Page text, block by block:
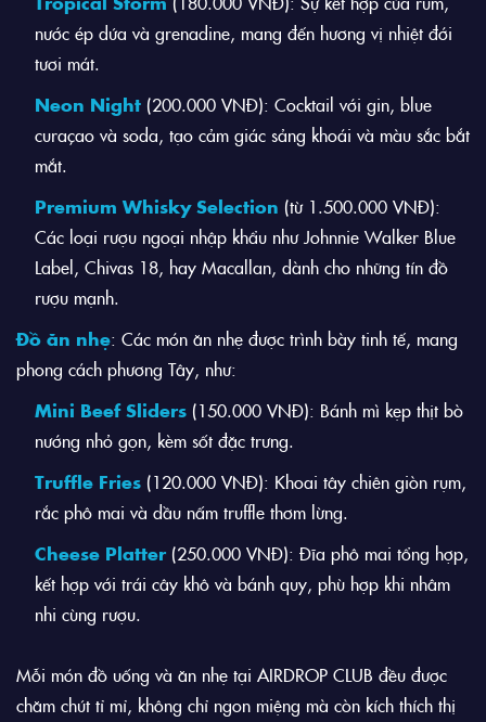
nước ép dứa và grenadine, mang đến hương vị nhiệt đới
tươi mát.
Neon Night (200.000 VNĐ): Cocktail với gin, blue
curaçao và soda, tạo cảm giác sảng khoái và màu sắc bắt
mắt.
Premium Whisky Selection (từ 1.500.000 VNĐ):
Các loại rượu ngoại nhập khẩu như Johnnie Walker Blue
Label, Chivas 18, hay Macallan, dành cho những tín đồ
rượu mạnh.
Đồ ăn nhẹ: Các món ăn nhẹ được trình bày tinh tế, mang
phong cách phương Tây, như:
Mini Beef Sliders (150.000 VNĐ): Bánh mì kẹp thịt bò
nướng nhỏ gọn, kèm sốt đặc trưng.
Truffle Fries (120.000 VNĐ): Khoai tây chiên giòn rụm,
rắc phô mai và dầu nấm truffle thơm lừng.
Cheese Platter (250.000 VNĐ): Đĩa phô mai tổng hợp,
kết hợp với trái cây khô và bánh quy, phù hợp khi nhâm
nhi cùng rượu.
Mỗi món đồ uống và ăn nhẹ tại AIRDROP CLUB đều được
chăm chút tỉ mỉ, không chỉ ngon miệng mà còn kích thích thị